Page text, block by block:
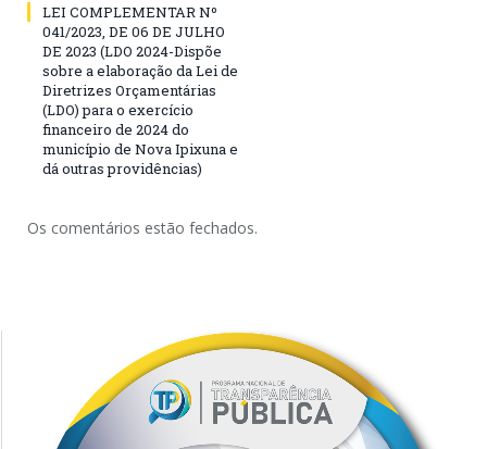
LEI COMPLEMENTAR Nº
041/2023, DE 06 DE JULHO
DE 2023 (LDO 2024-Dispõe
sobre a elaboração da Lei de
Diretrizes Orçamentárias
(LDO) para o exercício
financeiro de 2024 do
município de Nova Ipixuna e
dá outras providências)
Os comentários estão fechados.